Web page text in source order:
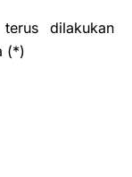
dilakukan
(*)